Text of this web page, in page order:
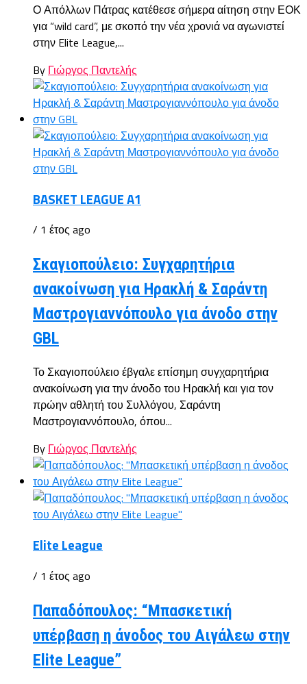
Ο Απόλλων Πάτρας κατέθεσε σήμερα αίτηση στην ΕΟΚ
για “wild card”, με σκοπό την νέα χρονιά να αγωνιστεί
στην Elite League,...
By Γιώργος Παντελής
BASKET LEAGUE A1
/ 1 έτος ago
Σκαγιοπούλειο: Συγχαρητήρια
ανακοίνωση για Ηρακλή & Σαράντη
Μαστρογιαννόπουλο για άνοδο στην
GBL
Το Σκαγιοπούλειο έβγαλε επίσημη συγχαρητήρια
ανακοίνωση για την άνοδο του Ηρακλή και για τον
πρώην αθλητή του Συλλόγου, Σαράντη
Μαστρογιαννόπουλο, όπου...
By Γιώργος Παντελής
Elite League
/ 1 έτος ago
Παπαδόπουλος: “Μπασκετική
υπέρβαση η άνοδος του Αιγάλεω στην
Elite League”